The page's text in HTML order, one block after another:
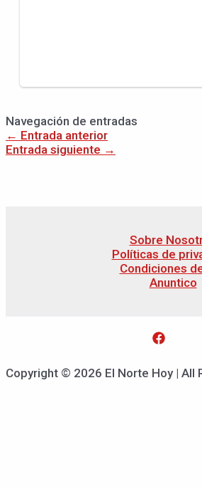
Navegación de entradas
← Entrada anterior
Entrada siguiente →
Sobre
Políticas de
Condiciones
Anuntico
Copyright © 2026 El Norte Hoy | All